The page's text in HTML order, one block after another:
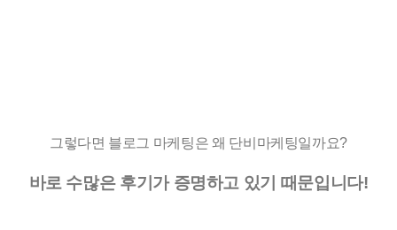
그렇다면 블로그 마케팅은 왜 단비마케팅일까요?
바로 수많은 후기가 증명하고 있기 때문입니다!